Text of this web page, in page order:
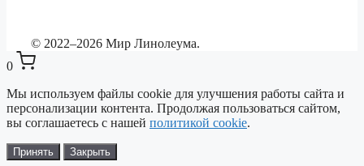
© 2022–2026 Мир Линолеума.
0
Выберите ваш город
Сейчас: Красноярск
✕
Мы используем файлы cookie для улучшения работы сайта и
персонализации контента. Продолжая пользоваться сайтом,
вы соглашаетесь с нашей политикой cookie.
Принять Закрыть